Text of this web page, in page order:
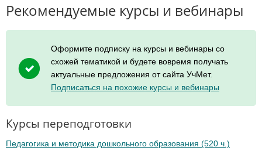
Рекомендуемые курсы и вебинары
Оформите подписку на курсы и вебинары со
схожей тематикой и будете вовремя получать
актуальные предложения от сайта УчМет.
Подписаться на похожие курсы и вебинары
Курсы переподготовки
Педагогика и методика дошкольного образования (520 ч.)